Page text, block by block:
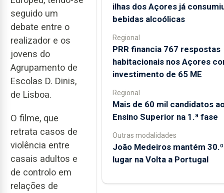
seguido um
debate entre o
realizador e os
jovens do
Agrupamento de
Escolas D. Dinis,
de Lisboa.
O filme, que
retrata casos de
violência entre
casais adultos e
de controlo em
relações de
ilhas dos Açores já
bebidas alcoólicas
Regional
PRR financia 767 respostas
habitacionais nos Açores
investimento de 65 ME
Regional
Mais de 60 mil candidatos
Ensino Superior na 1.ª fase
Outras modalidades
João Medeiros mantém 30.º
lugar na Volta a Portugal